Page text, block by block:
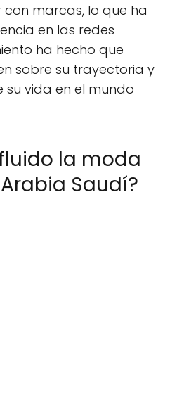
marcas, lo que ha
en las redes
ha hecho que
sobre su trayectoria y
vida en el mundo
la moda
Saudí?